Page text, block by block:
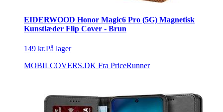
EIDERWOOD Honor Magic6 Pro (5G) Magnetisk
Kunstlæder Flip Cover - Brun
149 kr.På lager
MOBILCOVERS.DK Fra PriceRunner